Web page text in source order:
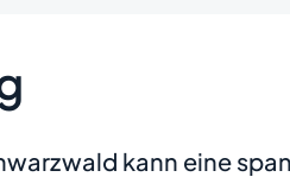
kann eine